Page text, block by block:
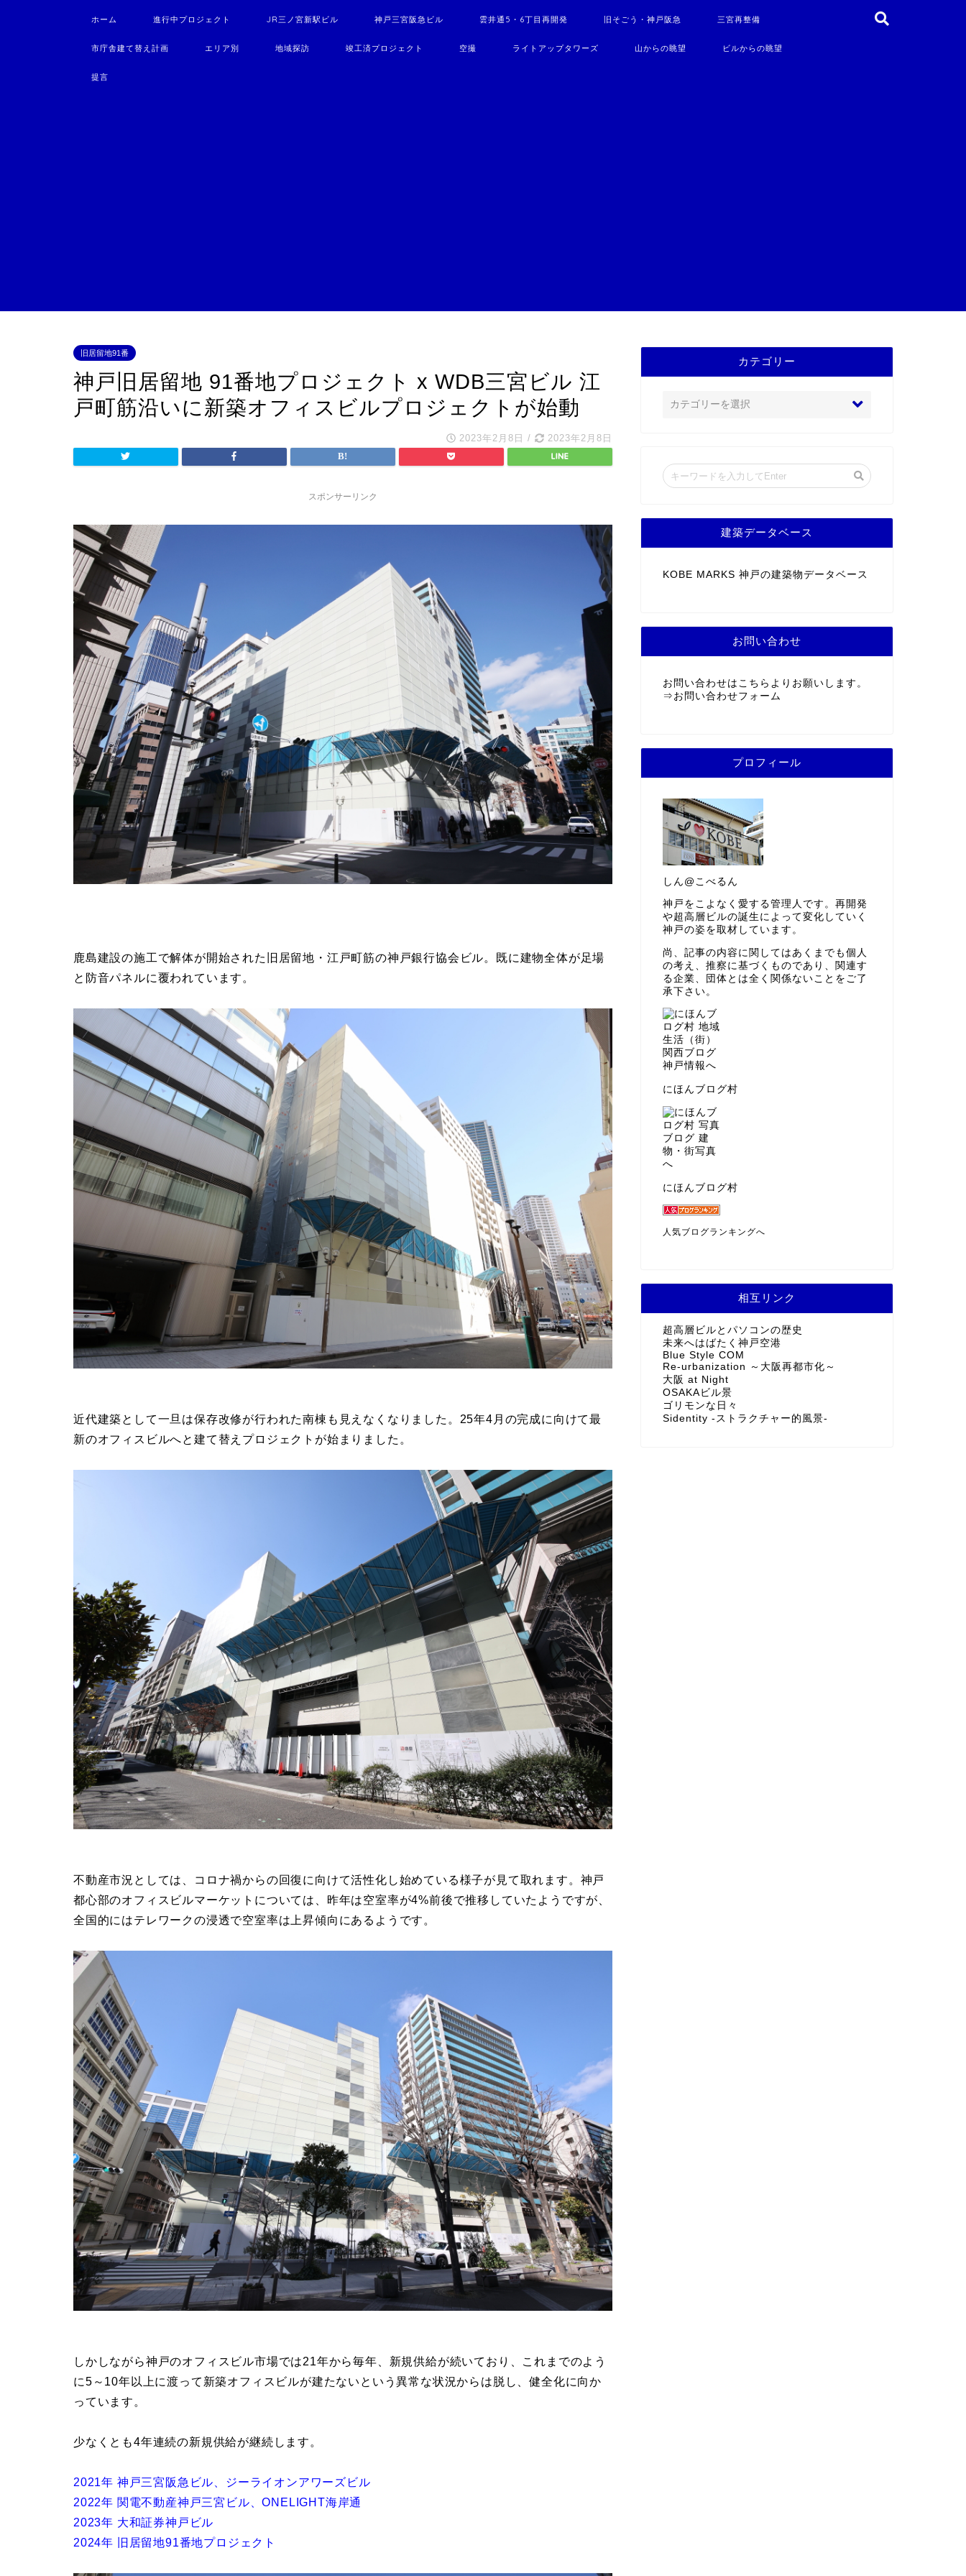
ホーム 進行中プロジェクト JR三ノ宮新駅ビル 神戸三宮阪急ビル 雲井通5・6丁目再開発 旧そごう・神戸阪急 三宮再整備
市庁舎建て替え計画 エリア別 地域探訪 竣工済プロジェクト 空撮 ライトアップタワーズ 山からの眺望 ビルからの眺望
提言
旧居留地91番
神戸旧居留地 91番地プロジェクト x WDB三宮ビル 江
戸町筋沿いに新築オフィスビルプロジェクトが始動
2023年2月8日 / 2023年2月8日
スポンサーリンク
鹿島建設の施工で解体が開始された旧居留地・江戸町筋の神戸銀行協会ビル。既に建物全体が足場
と防音パネルに覆われています。
近代建築として一旦は保存改修が行われた南棟も見えなくなりました。25年4月の完成に向けて最
新のオフィスビルへと建て替えプロジェクトが始まりました。
不動産市況としては、コロナ禍からの回復に向けて活性化し始めている様子が見て取れます。神戸
都心部のオフィスビルマーケットについては、昨年は空室率が4%前後で推移していたようですが、
全国的にはテレワークの浸透で空室率は上昇傾向にあるようです。
しかしながら神戸のオフィスビル市場では21年から毎年、新規供給が続いており、これまでのよう
に5～10年以上に渡って新築オフィスビルが建たないという異常な状況からは脱し、健全化に向か
っています。
少なくとも4年連続の新規供給が継続します。
2021年 神戸三宮阪急ビル、ジーライオンアワーズビル
2022年 関電不動産神戸三宮ビル、ONELIGHT海岸通
2023年 大和証券神戸ビル
2024年 旧居留地91番地プロジェクト
カテゴリー
建築データベース
KOBE MARKS 神戸の建築物データベース
お問い合わせ
お問い合わせはこちらよりお願いします。
⇒ お問い合わせフォーム
プロフィール
しん@こべるん
神戸をこよなく愛する管理人です。再開発
や超高層ビルの誕生によって変化していく
神戸の姿を取材しています。
尚、記事の内容に関してはあくまでも個人
の考え、推察に基づくものであり、関連す
る企業、団体とは全く関係ないことをご了
承下さい。
にほんブログ村
にほんブログ村
人気ブログランキングへ
相互リンク
超高層ビルとパソコンの歴史
未来へはばたく神戸空港
Blue Style COM
Re-urbanization ～大阪再都市化～
大阪 at Night
OSAKAビル景
ゴリモンな日々
Sidentity -ストラクチャー的風景-